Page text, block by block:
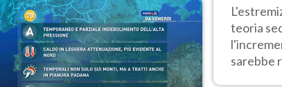
temperature molto elevate
teoria
sarebbe